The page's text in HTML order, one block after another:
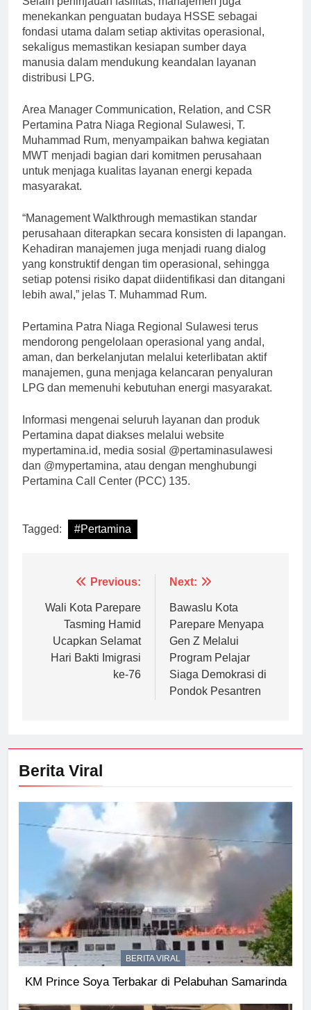
menekankan penguatan budaya HSSE sebagai
fondasi utama dalam setiap aktivitas operasional,
sekaligus memastikan kesiapan sumber daya
manusia dalam mendukung keandalan layanan
distribusi LPG.
Area Manager Communication, Relation, and CSR
Pertamina Patra Niaga Regional Sulawesi, T.
Muhammad Rum, menyampaikan bahwa kegiatan
MWT menjadi bagian dari komitmen perusahaan
untuk menjaga kualitas layanan energi kepada
masyarakat.
“Management Walkthrough memastikan standar
perusahaan diterapkan secara konsisten di lapangan.
Kehadiran manajemen juga menjadi ruang dialog
yang konstruktif dengan tim operasional, sehingga
setiap potensi risiko dapat diidentifikasi dan ditangani
lebih awal,” jelas T. Muhammad Rum.
Pertamina Patra Niaga Regional Sulawesi terus
mendorong pengelolaan operasional yang andal,
aman, dan berkelanjutan melalui keterlibatan aktif
manajemen, guna menjaga kelancaran penyaluran
LPG dan memenuhi kebutuhan energi masyarakat.
Informasi mengenai seluruh layanan dan produk
Pertamina dapat diakses melalui website
mypertamina.id, media sosial @pertaminasulawesi
dan @mypertamina, atau dengan menghubungi
Pertamina Call Center (PCC) 135.
Tagged: #Pertamina
Navigasi
pos
Previous:
Wali Kota Parepare
Tasming Hamid
Ucapkan Selamat
Hari Bakti Imigrasi
ke-76
Next:
Bawaslu Kota
Parepare Menyapa
Gen Z Melalui
Program Pelajar
Siaga Demokrasi di
Pondok Pesantren
Berita Viral
BERITA VIRAL
KM Prince Soya Terbakar di Pelabuhan Samarinda